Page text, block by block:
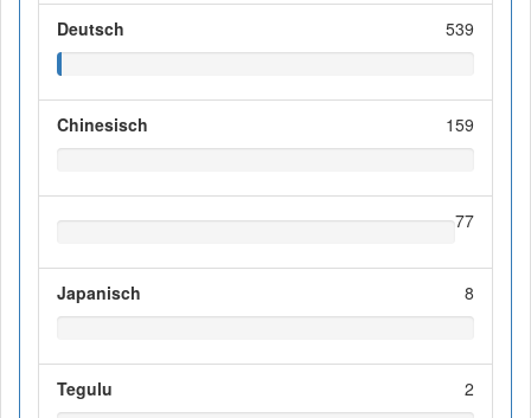
Deutsch 539
Chinesisch 159
77
Japanisch 8
Tegulu 2